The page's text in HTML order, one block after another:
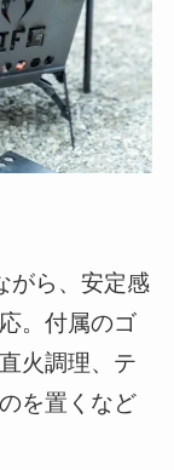
がら、安定感
。付属のゴ
火調理、テ
を置くなど